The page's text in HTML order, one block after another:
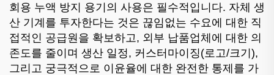
회용 누액 방지 용기의 사용은 필수적입니다. 자체 생
산 기계를 투자한다는 것은 끊임없는 수요에 대한 직
접적인 공급원을 확보하고, 외부 납품업체에 대한 의
존도를 줄이며 생산 일정, 커스터마이징(로고/크기),
그리고 궁극적으로 이윤율에 대한 완전한 통제를 가